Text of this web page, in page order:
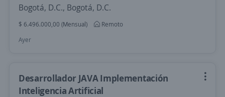
Bogotá, D.C., Bogotá, D.C.
$ 6.496.000,00 (Mensual)
Remoto
Ayer
Desarrollador JAVA Implementación
Inteligencia Artificial